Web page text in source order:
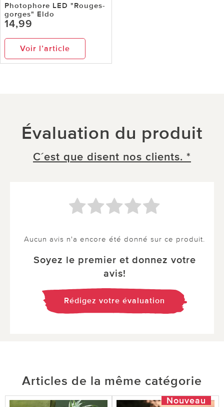
Photophore LED "Rouges-
gorges" Eldo
14,99
Voir l’article
Évaluation du produit
C´est que disent nos clients. *
Aucun avis n'a encore été donné sur ce produit.
Soyez le premier et donnez votre
avis!
Rédigez votre évaluation
Articles de la même catégorie
Nouveau